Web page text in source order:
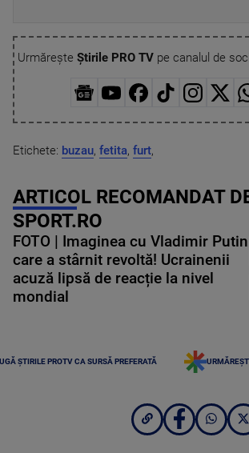
Urmărește Știrile PRO TVpe canalul de
Etichete: buzau, fetita, furt,
ARTICOL RECOMANDAT
SPORT.RO
FOTO | Imaginea cu Vladimir Putin
care a stârnit revoltă! Ucrainenii
acuză lipsă de reacție la nivel
mondial
ȘTIRILE PROTV CA SURSĂ PREFERATĂ